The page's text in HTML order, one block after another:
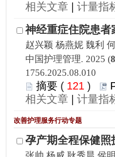
|
1756.2025.08.010
121 )
|